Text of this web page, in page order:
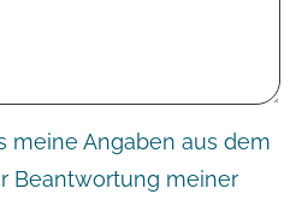
meine Angaben aus dem
Beantwortung meiner